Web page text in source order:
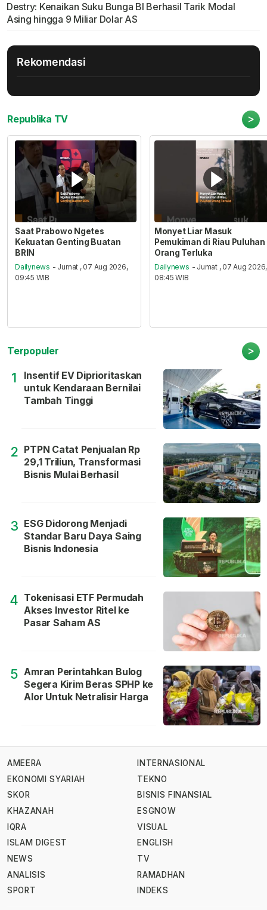
Destry: Kenaikan Suku Bunga BI Berhasil Tarik Modal
Asing hingga 9 Miliar Dolar AS
Rekomendasi
Republika TV >
Saat Prabowo Ngetes
Kekuatan Genting Buatan
BRIN
Dailynews - Jumat , 07 Aug 2026,
09:45 WIB
Monyet Liar Masuk
Pemukiman di Riau Puluhan
Orang Terluka
Dailynews - Jumat , 07 Aug 2026,
08:45 WIB
Terpopuler >
1
Insentif EV Diprioritaskan
untuk Kendaraan Bernilai
Tambah Tinggi
2 PTPN Catat Penjualan Rp
29,1 Triliun, Transformasi
Bisnis Mulai Berhasil
3 ESG Didorong Menjadi
Standar Baru Daya Saing
Bisnis Indonesia
4 Tokenisasi ETF Permudah
Akses Investor Ritel ke
Pasar Saham AS
5 Amran Perintahkan Bulog
Segera Kirim Beras SPHP ke
Alor Untuk Netralisir Harga
AMEERA
EKONOMI SYARIAH
SKOR
KHAZANAH
IQRA
ISLAM DIGEST
NEWS
ANALISIS
SPORT
INTERNASIONAL
TEKNO
BISNIS FINANSIAL
ESGNOW
VISUAL
ENGLISH
TV
RAMADHAN
INDEKS